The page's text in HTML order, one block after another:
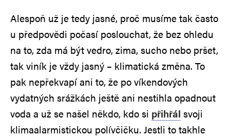
Alespoň už je tedy jasné, proč musíme tak často
u předpovědi počasí poslouchat, že bez ohledu
na to, zda má být vedro, zima, sucho nebo pršet,
tak viník je vždy jasný – klimatická změna. To
pak nepřekvapí ani to, že po víkendových
vydatných srážkách ještě ani nestihla opadnout
voda a už se našel někdo, kdo si přihřál svoji
klimaalarmistickou polívčičku. Jestli to takhle